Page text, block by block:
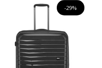
-29%